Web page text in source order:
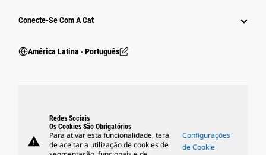
Conecte-Se Com A Cat
América Latina ‧ Português
warning
Redes Sociais
Os Cookies São Obrigatórios
Para ativar esta funcionalidade, terá
de aceitar a utilização de cookies de
Configurações
de Cookie